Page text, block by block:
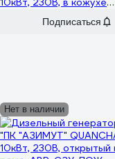
АД10С-230-1РКМ5
Подписаться
Нет в наличии